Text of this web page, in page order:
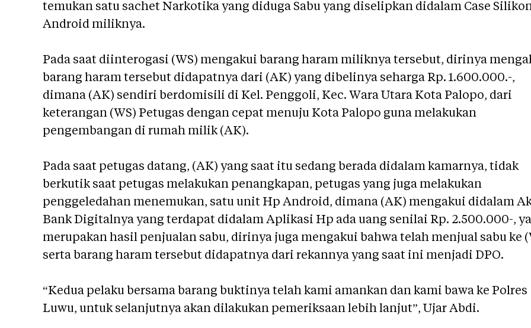
temukan satu sachet Narkotika yang diduga Sabu yang diselipkan didalam Case
Android miliknya.
Pada saat diinterogasi (WS) mengakui barang haram miliknya tersebut, dirinya
barang haram tersebut didapatnya dari (AK) yang dibelinya seharga Rp. 1.600.000.-,
dimana (AK) sendiri berdomisili di Kel. Penggoli, Kec. Wara Utara Kota Palopo, dari
keterangan (WS) Petugas dengan cepat menuju Kota Palopo guna melakukan
pengembangan di rumah milik (AK).
Pada saat petugas datang, (AK) yang saat itu sedang berada didalam kamarnya, tidak
berkutik saat petugas melakukan penangkapan, petugas yang juga melakukan
penggeledahan menemukan, satu unit Hp Android, dimana (AK) mengakui didalam
Bank Digitalnya yang terdapat didalam Aplikasi Hp ada uang senilai Rp. 2.500.000-,
merupakan hasil penjualan sabu, dirinya juga mengakui bahwa telah menjual sabu ke
serta barang haram tersebut didapatnya dari rekannya yang saat ini menjadi DPO.
“Kedua pelaku bersama barang buktinya telah kami amankan dan kami bawa ke Polres
Luwu, untuk selanjutnya akan dilakukan pemeriksaan lebih lanjut”, Ujar Abdi.